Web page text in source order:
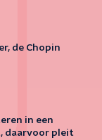
de Chopin
in een
daarvoor pleit